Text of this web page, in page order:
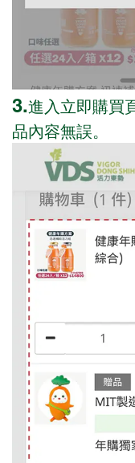
3.進入立即購買
品內容無誤。